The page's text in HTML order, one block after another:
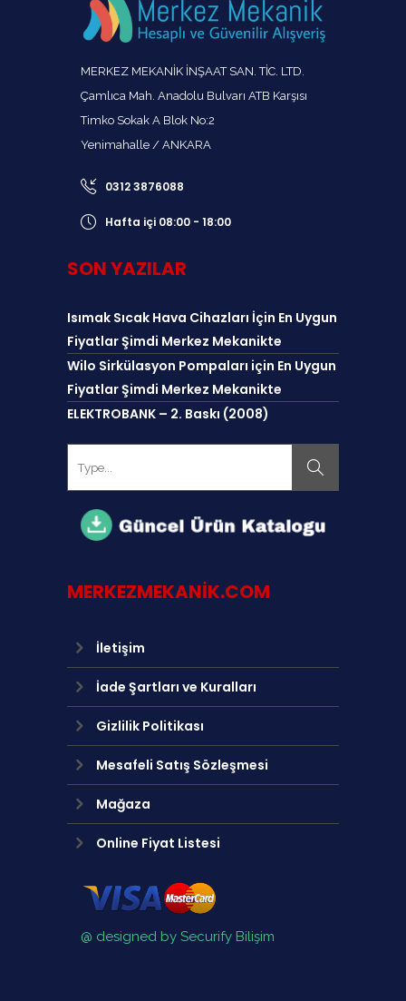
MERKEZ MEKANİK İNŞAAT SAN. TİC. LTD.
Çamlıca Mah. Anadolu Bulvarı ATB Karşısı
Timko Sokak A Blok No:2
Yenimahalle / ANKARA
0312 3876088
Hafta içi 08:00 - 18:00
SON YAZILAR
Isımak Sıcak Hava Cihazları İçin En Uygun
Fiyatlar Şimdi Merkez Mekanikte
Wilo Sirkülasyon Pompaları için En Uygun
Fiyatlar Şimdi Merkez Mekanikte
ELEKTROBANK – 2. Baskı (2008)
MERKEZMEKANIK.COM
İletişim
İade Şartları ve Kuralları
Gizlilik Politikası
Mesafeli Satış Sözleşmesi
Mağaza
Online Fiyat Listesi
@ designed by Securify Bilişim